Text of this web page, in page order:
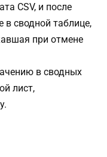
CSV, и после
в сводной таблице,
при отмене
в сводных
лист,